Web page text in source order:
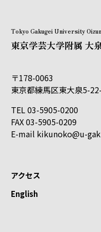
Tokyo Gakugei University
東京学芸大学附属 大
〒178-0063
東京都練馬区東大泉5-
TEL 03-5905-0200
FAX 03-5905-0209
E-mail kikunoko@u-
アクセス
English